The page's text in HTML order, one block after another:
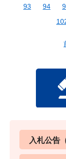
93
94
入札公告